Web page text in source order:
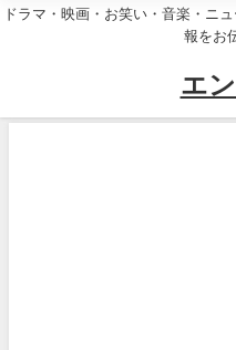
ドラマ・映画・お笑い・音楽・ニ
報をお
エ